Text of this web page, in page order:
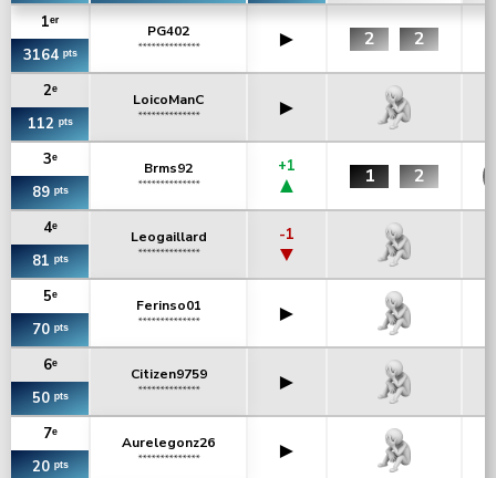
1ᵉʳ
3164 ᵖᵗˢ
PG402
************** ► 2 2
2ᵉ
112 ᵖᵗˢ
LoicoManC
************** ►
3ᵉ
89 ᵖᵗˢ
Brms92
**************
+1
▲ 1 2
4ᵉ
81 ᵖᵗˢ
Leogaillard
**************
-1
▼
5ᵉ
70 ᵖᵗˢ
Ferinso01
************** ►
6ᵉ
50 ᵖᵗˢ
Citizen9759
************** ►
7ᵉ
20 ᵖᵗˢ
Aurelegonz26
************** ►